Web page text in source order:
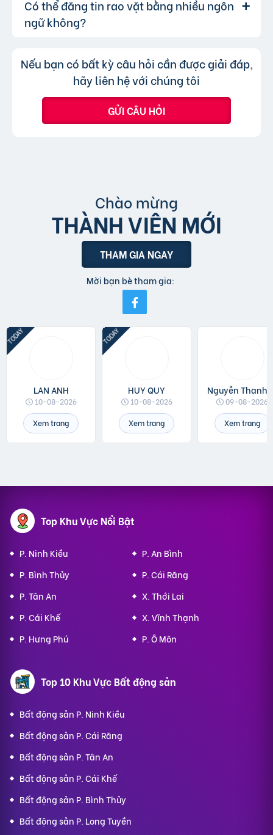
khả năng hiển thị.
bạn chỉ không thể chuyển tin đăng sang
chuyên mục khác mà cần đăng tin mới.
Trả lời: Lượt xem của tin đăng được đo lường
thông qua lượt nhấp và truy cập trực tiếp, có
bài đăng.
Có thể đăng tin rao vặt bằng nhiều ngôn
ngữ không?
Trả lời:
Không, trang web chỉ chấp nhận các
tin đăng sử dụng tiếng Việt có dấu.
Nếu bạn có bất kỳ câu hỏi cần được giải đáp,
hãy liên hệ với chúng tôi
GỬI CÂU HỎI
Chào mừng
THÀNH VIÊN MỚI
THAM GIA NGAY
Mời bạn bè tham gia:
LAN ANH
10-08-2026
Xem trang
HUY QUY
10-08-2026
Xem trang
09-08-2026
Xem trang
Top Khu Vực Nổi Bật
P. Ninh Kiều
P. An Bình
P. Bình Thủy
P. Cái Răng
P. Tân An
X. Thới Lai
P. Cái Khế
X. Vĩnh Thạnh
P. Hưng Phú
P. Ô Môn
Top 10 Khu Vực Bất động sản
Bất động sản P. Ninh Kiều
Bất động sản P. Cái Răng
Bất động sản P. Tân An
Bất động sản P. Cái Khế
Bất động sản P. Bình Thủy
Bất động sản P. Long Tuyền